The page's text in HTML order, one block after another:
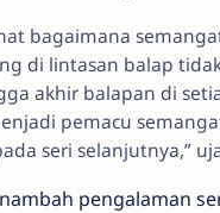
bagaimana
di lintasan balap
akhir balapan di
pemacu
seri selanjutnya,”
pengalaman